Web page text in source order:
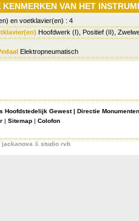
KENMERKEN VAN HET
en voetklavier(en) : 4
Hoofdwerk (I), Positief (II),
Elektropneumatisch
Hoofdstedelijk Gewest| Directie
| Sitemap | Colofon
jackanova & studio rvb